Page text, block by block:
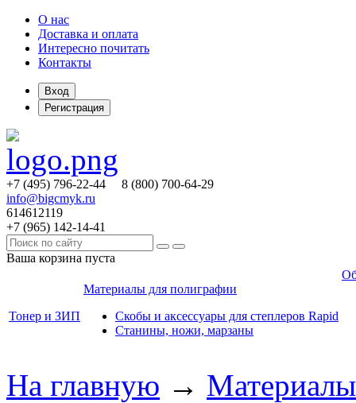
О нас
Доставка и оплата
Интересно почитать
Контакты
Вход
Регистрация
+7 (495) 796-22-44 8 (800) 700-64-29
info@bigcmyk.ru
614612119
+7 (965) 142-14-41
Ваша корзина пуста
Тонер и ЗИП
Материалы для полиграфии
Скобы и аксессуары для степлеров Rapid
Станины, ножи, марзаны
На главную →